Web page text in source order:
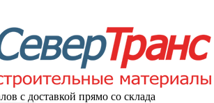
с доставкой прямо со склада